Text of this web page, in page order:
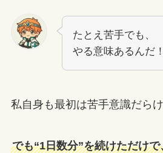
たとえ苦手でも、
やる意味あるんだ！
私自身も最初は苦手意識だらけ
でも“1日数分”を続けただけで